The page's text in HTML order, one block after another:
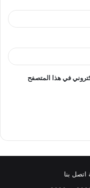
في هذا المتصفح
اتصل بنا